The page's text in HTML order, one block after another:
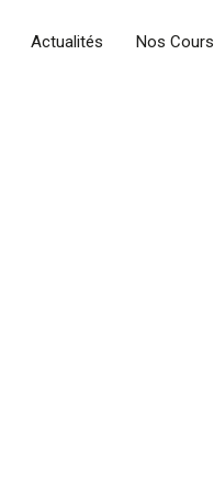
Actualités Nos Cours